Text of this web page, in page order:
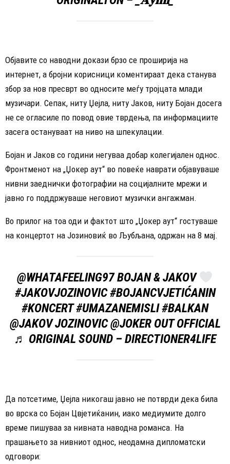
Објавите со наводни докази брзо се проширија на
интернет, а бројни корисници коментираат дека станува
збор за нов пресврт во односите меѓу тројцата млади
музичари. Сепак, ниту Џејла, ниту Јаков, ниту Бојан досега
не се огласиле по повод овие тврдења, па информациите
засега остануваат на ниво на шпекулации.
Бојан и Јаков со години негуваа добар колегијален однос.
Фронтменот на „Џокер аут“ во повеќе наврати објавуваше
нивни заеднички фотографии на социјалните мрежи и
јавно го поддржуваше неговиот музички ангажман.
Во прилог на тоа оди и фактот што „Џокер аут“ гостуваше
на концертот на Јозиновиќ во Љубљана, одржан на 8 мај.
@WHATAFEELING97BOJAN & JAKOV
#JAKOVJOZINOVIC#BOJANCVJETIĆANIN
#KONCERT#UMAZANEMISLI#BALKAN
@JAKOV JOZINOVIC @JOKER OUT OFFICIAL
♬ ORIGINAL SOUND – DIRECTIONER4LIFE
Да потсетиме, Џејла никогаш јавно не потврди дека била
во врска со Бојан Цвјетиќанин, иако медиумите долго
време пишуваа за нивната наводна романса. На
прашањето за нивниот однос, неодамна дипломатски
одговори: